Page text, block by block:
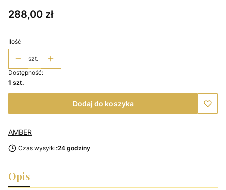
Cena
288,00 zł
Ilość
szt.
Dostępność:
1 szt.
Dodaj do koszyka
AMBER
Czas wysyłki:24 godziny
Opis